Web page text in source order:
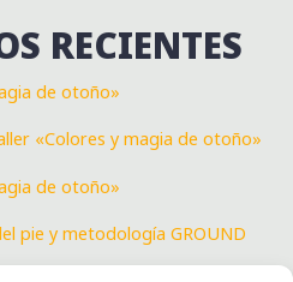
RECIENTES
de otoño»
«Colores y magia de otoño»
de otoño»
pie y metodología GROUND